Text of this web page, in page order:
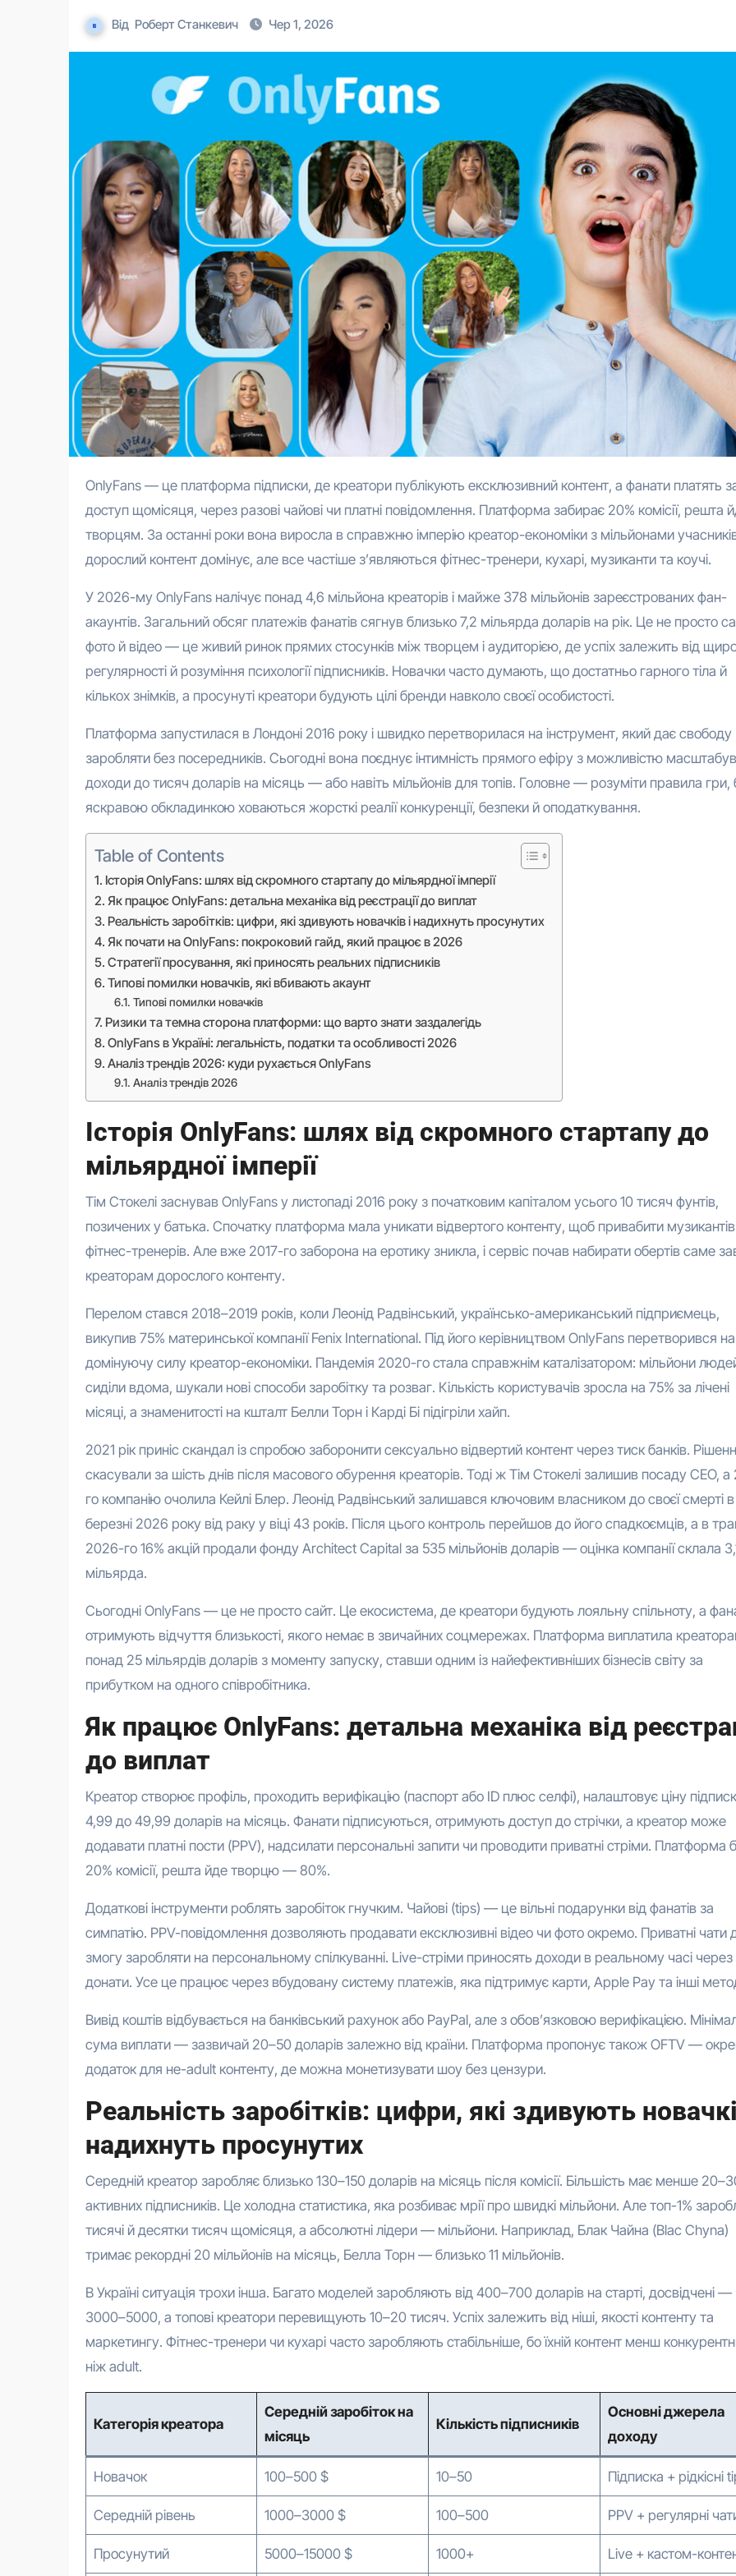
Від Роберт Станкевич Чер 1, 2026
OnlyFans — це платформа підписки, де креатори публікують ексклюзивний контент, а фанати платять за
доступ щомісяця, через разові чайові чи платні повідомлення. Платформа забирає 20% комісії, решта
творцям. За останні роки вона виросла в справжню імперію креатор-економіки з мільйонами
дорослий контент домінує, але все частіше з’являються фітнес-тренери, кухарі, музиканти та коучі.
У 2026-му OnlyFans налічує понад 4,6 мільйона креаторів і майже 378 мільйонів зареєстрованих фан-
акаунтів. Загальний обсяг платежів фанатів сягнув близько 7,2 мільярда доларів на рік. Це не просто
фото й відео — це живий ринок прямих стосунків між творцем і аудиторією, де успіх залежить від
регулярності й розуміння психології підписників. Новачки часто думають, що достатньо гарного тіла й
кількох знімків, а просунуті креатори будують цілі бренди навколо своєї особистості.
Платформа запустилася в Лондоні 2016 року і швидко перетворилася на інструмент, який дає свободу
заробляти без посередників. Сьогодні вона поєднує інтимність прямого ефіру з можливістю
доходи до тисяч доларів на місяць — або навіть мільйонів для топів. Головне — розуміти правила гри,
яскравою обкладинкою ховаються жорсткі реалії конкуренції, безпеки й оподаткування.
Table of Contents
Історія OnlyFans: шлях від скромного стартапу до мільярдної імперії
Як працює OnlyFans: детальна механіка від реєстрації до виплат
Реальність заробітків: цифри, які здивують новачків і надихнуть просунутих
Як почати на OnlyFans: покроковий гайд, який працює в 2026
Стратегії просування, які приносять реальних підписників
Типові помилки новачків, які вбивають акаунт
Типові помилки новачків
Ризики та темна сторона платформи: що варто знати заздалегідь
OnlyFans в Україні: легальність, податки та особливості 2026
Аналіз трендів 2026: куди рухається OnlyFans
Аналіз трендів 2026
Історія OnlyFans: шлях від скромного стартапу до
мільярдної імперії
Тім Стокелі заснував OnlyFans у листопаді 2016 року з початковим капіталом усього 10 тисяч фунтів,
позичених у батька. Спочатку платформа мала уникати відвертого контенту, щоб привабити музикантів
фітнес-тренерів. Але вже 2017-го заборона на еротику зникла, і сервіс почав набирати обертів саме
креаторам дорослого контенту.
Перелом стався 2018–2019 років, коли Леонід Радвінський, українсько-американський підприємець,
викупив 75% материнської компанії Fenix International. Під його керівництвом OnlyFans перетворився на
домінуючу силу креатор-економіки. Пандемія 2020-го стала справжнім каталізатором: мільйони
сиділи вдома, шукали нові способи заробітку та розваг. Кількість користувачів зросла на 75% за лічені
місяці, а знаменитості на кшталт Белли Торн і Карді Бі підігріли хайп.
2021 рік приніс скандал із спробою заборонити сексуально відвертий контент через тиск банків.
скасували за шість днів після масового обурення креаторів. Тоді ж Тім Стокелі залишив посаду CEO,
го компанію очолила Кейлі Блер. Леонід Радвінський залишався ключовим власником до своєї смерті в
березні 2026 року від раку у віці 43 років. Після цього контроль перейшов до його спадкоємців, а в
2026-го 16% акцій продали фонду Architect Capital за 535 мільйонів доларів — оцінка компанії склала
мільярда.
Сьогодні OnlyFans — це не просто сайт. Це екосистема, де креатори будують лояльну спільноту, а
отримують відчуття близькості, якого немає в звичайних соцмережах. Платформа виплатила
понад 25 мільярдів доларів з моменту запуску, ставши одним із найефективніших бізнесів світу за
прибутком на одного співробітника.
Як працює OnlyFans: детальна механіка від
до виплат
Креатор створює профіль, проходить верифікацію (паспорт або ID плюс селфі), налаштовує ціну
4,99 до 49,99 доларів на місяць. Фанати підписуються, отримують доступ до стрічки, а креатор може
додавати платні пости (PPV), надсилати персональні запити чи проводити приватні стріми. Платформа
20% комісії, решта йде творцю — 80%.
Додаткові інструменти роблять заробіток гнучким. Чайові (tips) — це вільні подарунки від фанатів за
симпатію. PPV-повідомлення дозволяють продавати ексклюзивні відео чи фото окремо. Приватні чати
змогу заробляти на персональному спілкуванні. Live-стріми приносять доходи в реальному часі через
донати. Усе це працює через вбудовану систему платежів, яка підтримує карти, Apple Pay та інші
Вивід коштів відбувається на банківський рахунок або PayPal, але з обов’язковою верифікацією.
сума виплати — зазвичай 20–50 доларів залежно від країни. Платформа пропонує також OFTV —
додаток для не-adult контенту, де можна монетизувати шоу без цензури.
Реальність заробітків: цифри, які здивують
надихнуть просунутих
Середній креатор заробляє близько 130–150 доларів на місяць після комісії. Більшість має менше
активних підписників. Це холодна статистика, яка розбиває мрії про швидкі мільйони. Але топ-1%
тисячі й десятки тисяч щомісяця, а абсолютні лідери — мільйони. Наприклад, Блак Чайна (Blac Chyna)
тримає рекордні 20 мільйонів на місяць, Белла Торн — близько 11 мільйонів.
В Україні ситуація трохи інша. Багато моделей заробляють від 400–700 доларів на старті, досвідчені —
3000–5000, а топові креатори перевищують 10–20 тисяч. Успіх залежить від ніші, якості контенту та
маркетингу. Фітнес-тренери чи кухарі часто заробляють стабільніше, бо їхній контент менш
ніж adult.
Категорія креатора
Середній заробіток на
місяць
Кількість підписників
Основні джерела
доходу
Новачок 100–500 $ 10–50 Підписка + рідкісні
Середній рівень 1000–3000 $ 100–500 PPV + регулярні
Просунутий 5000–15000 $ 1000+ Live + кастом-